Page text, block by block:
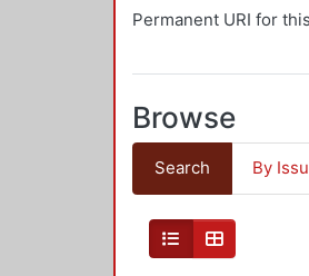
Permanent URI for
Browse
Search By